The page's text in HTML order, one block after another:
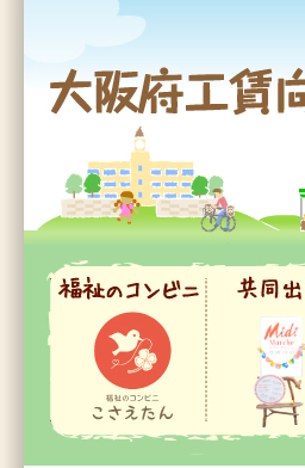
福祉のコンビニ 共同出店